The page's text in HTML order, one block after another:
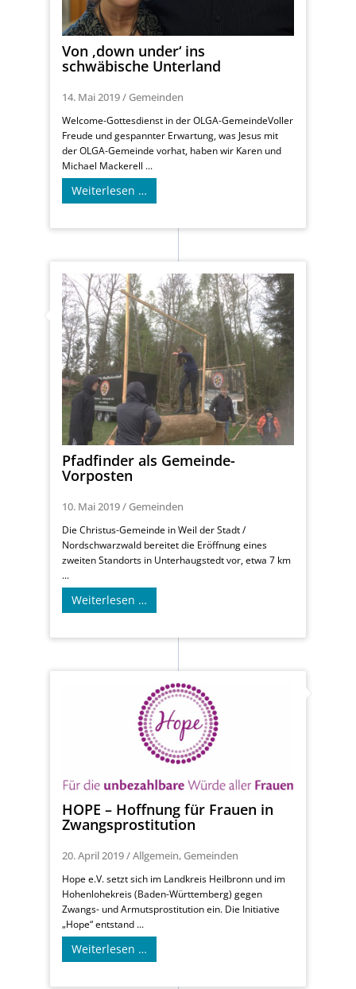
Von ‚down under‘ ins
schwäbische Unterland
14. Mai 2019/ Gemeinden
Welcome-Gottesdienst in der OLGA-GemeindeVoller
Freude und gespannter Erwartung, was Jesus mit
der OLGA-Gemeinde vorhat, haben wir Karen und
Michael Mackerell ...
Weiterlesen …
Pfadfinder als Gemeinde-
Vorposten
10. Mai 2019/ Gemeinden
Die Christus-Gemeinde in Weil der Stadt /
Nordschwarzwald bereitet die Eröffnung eines
zweiten Standorts in Unterhaugstedt vor, etwa 7 km
...
Weiterlesen …
HOPE – Hoffnung für Frauen in
Zwangsprostitution
20. April 2019/Allgemein, Gemeinden
Hope e.V. setzt sich im Landkreis Heilbronn und im
Hohenlohekreis (Baden-Württemberg) gegen
Zwangs- und Armutsprostitution ein. Die Initiative
„Hope“ entstand ...
Weiterlesen …